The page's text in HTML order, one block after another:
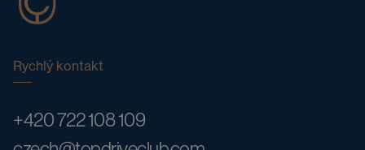
Rychlý kontakt
+420 722 108 109